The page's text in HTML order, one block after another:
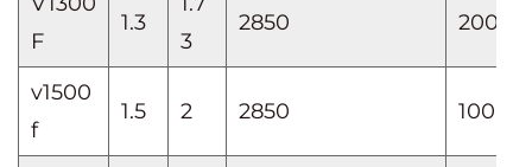
F
1.3
3
2850 200
v1500
f
1.5 2 2850 100